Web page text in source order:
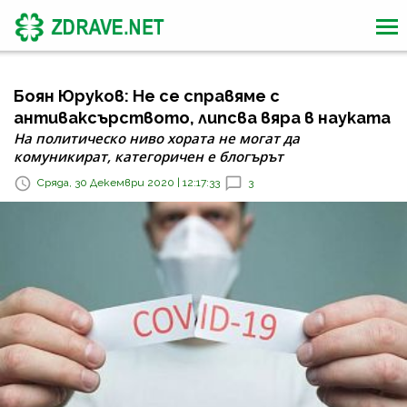
Боян Юруков: Не се справяме с
антиваксърството, липсва вяра в науката
На политическо ниво хората не могат да
комуникират, категоричен е блогърът
Сряда, 30 Декември 2020 | 12:17:33 3